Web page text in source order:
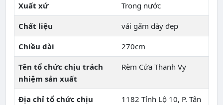
Xuất xứ Trong nước
Chất liệu vải gấm dày đẹp
Chiều dài 270cm
Tên tổ chức chịu trách
nhiệm sản xuất
Rèm Cửa Thanh Vy
Địa chỉ tổ chức chịu
1182 Tỉnh Lộ 10, P. Tân